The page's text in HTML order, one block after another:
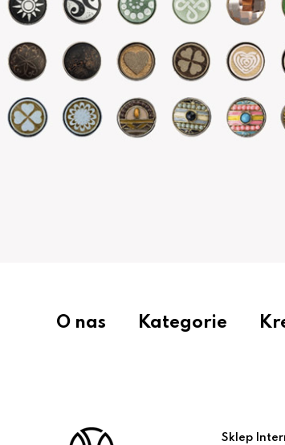
O nas Kategorie
Sklep